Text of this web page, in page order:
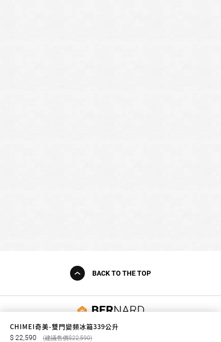
CHIMEI奇美-雙門變頻冰箱339公升
22,590 22,590
BACK TO THE TOP
友誠購物